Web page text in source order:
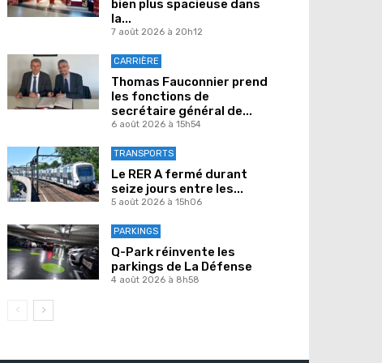
bien plus spacieuse dans
la...
7 août 2026 à 20h12
CARRIÈRE
Thomas Fauconnier prend
les fonctions de
secrétaire général de...
6 août 2026 à 15h54
TRANSPORTS
Le RER A fermé durant
seize jours entre les...
5 août 2026 à 15h06
PARKINGS
Q-Park réinvente les
parkings de La Défense
4 août 2026 à 8h58